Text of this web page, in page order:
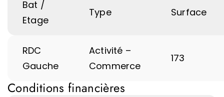
Bat /
Etage
Type Surface
RDC
Gauche
Activité –
Commerce
173
Conditions financières